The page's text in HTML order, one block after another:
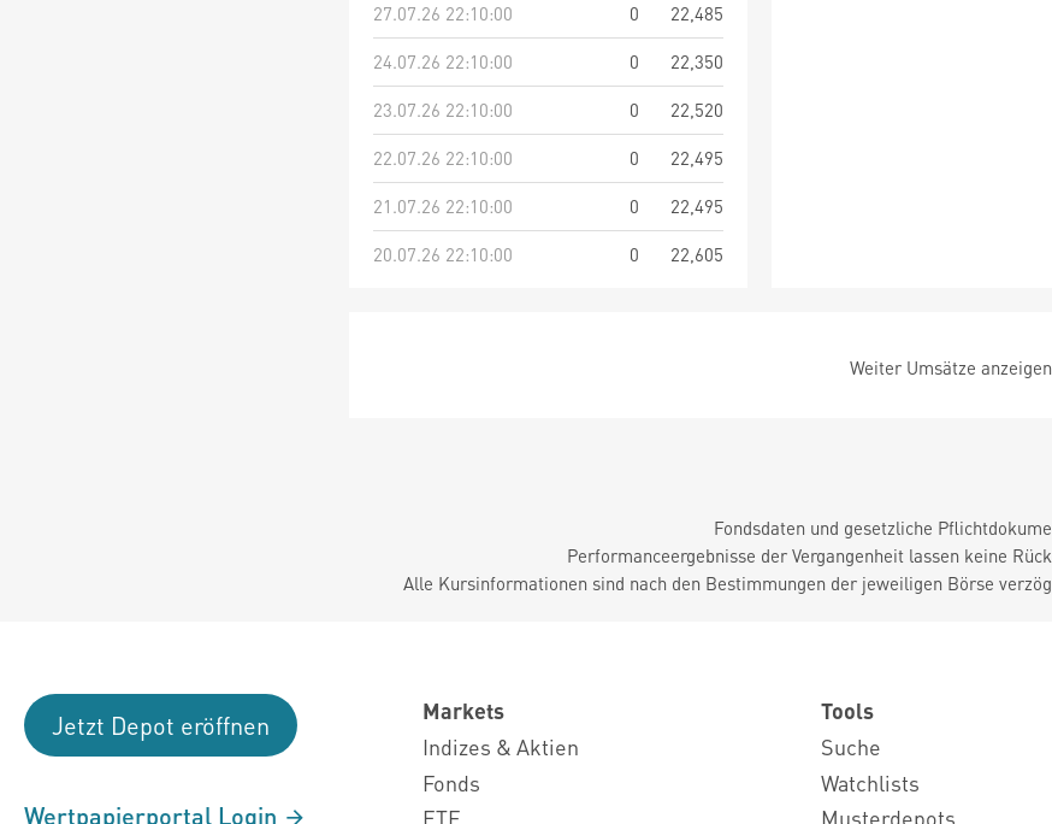
27.07.26 22:10:00
0
22,485
24.07.26 22:10:00
0
22,350
23.07.26 22:10:00
0
22,520
22.07.26 22:10:00
0
22,495
21.07.26 22:10:00
0
22,495
20.07.26 22:10:00
0 22,605
Weiter Umsätze
Fondsdaten und gesetzliche
Performanceergebnisse der Vergangenheit lassen keine
Alle Kursinformationen sind nach den Bestimmungen der jeweiligen Börse
Jetzt Depot eröffnen
Wertpapierportal Login
Markets
Indizes & Aktien
Fonds
ETF
Tools
Suche
Watchlists
Musterdepots